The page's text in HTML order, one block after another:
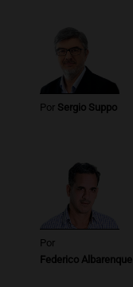
Por Sergio Suppo
Por
Federico Albarenque